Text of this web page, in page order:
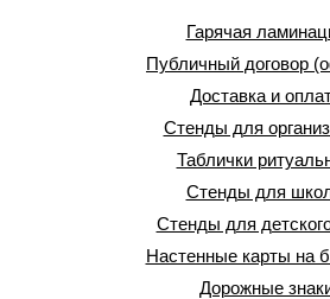
Гарячая
Публичный договор
Доставка и
Стенды для
Таблички
Стенды для
Стенды для
Настенные карты на
Дорожные